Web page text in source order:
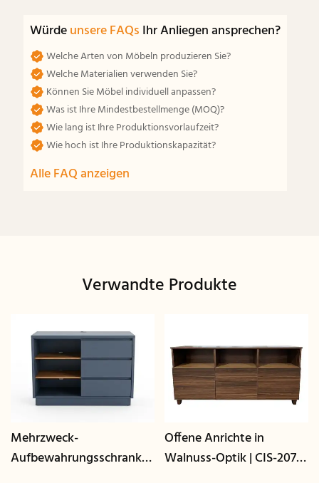
Würdeunsere FAQs Ihr Anliegen ansprechen?
Welche Arten von Möbeln produzieren Sie?
Welche Materialien verwenden Sie?
Können Sie Möbel individuell anpassen?
Was ist Ihre Mindestbestellmenge (MOQ)?
Wie lang ist Ihre Produktionsvorlaufzeit?
Wie hoch ist Ihre Produktionskapazität?
Alle FAQ anzeigen
Verwandte Produkte
Mehrzweck-
Aufbewahrungsschrank
Offene Anrichte in
Walnuss-Optik | CIS-207 -